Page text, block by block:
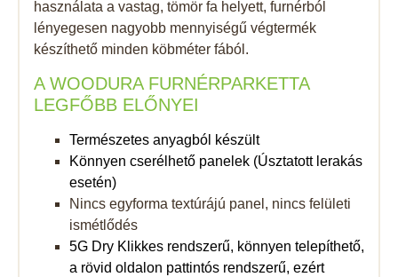
használata a vastag, tömör fa helyett, furnérból
lényegesen nagyobb mennyiségű végtermék
készíthető minden köbméter fából.
A WOODURA FURNÉRPARKETTA
LEGFŐBB ELŐNYEI
Természetes anyagból készült
Könnyen cserélhető panelek (Úsztatott lerakás
esetén)
Nincs egyforma textúrájú panel, nincs felületi
ismétlődés
5G Dry Klikkes rendszerű, könnyen telepíthető,
a rövid oldalon pattintós rendszerű, ezért